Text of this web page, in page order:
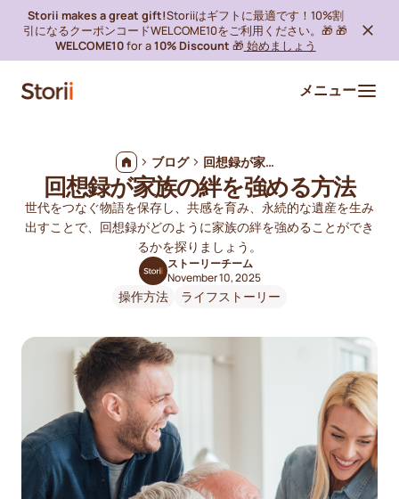
Storii makes a great gift!Storiiはギフトに最適です！10%割
引になるクーポンコードWELCOME10をご利用ください。🎁 🎁
WELCOME10for a10% Discount 🎁 始めましょう
メニュー
ブログ 回想録が家族の絆を強める方法
回想録が家族の絆を強める方法
世代をつなぐ物語を保存し、共感を育み、永続的な遺産を生み
出すことで、回想録がどのように家族の絆を強めることができ
るかを探りましょう。
ストーリーチーム
November 10, 2025
操作方法 ライフストーリー